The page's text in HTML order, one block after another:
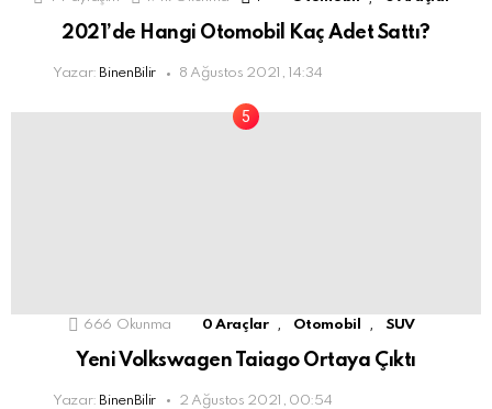
2021’de Hangi Otomobil Kaç Adet Sattı?
Yazar: BinenBilir 8 Ağustos 2021, 14:34
666 Okunma 0 Araçlar , Otomobil , SUV
Yeni Volkswagen Taiago Ortaya Çıktı
Yazar: BinenBilir 2 Ağustos 2021, 00:54